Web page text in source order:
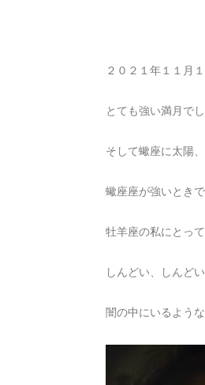
２０２１年１１月
とても強い満月でし
そして蠍座に太陽
蠍座座が強いときで
牡羊座の私にとっ
しんどい、しんど
闇の中にいるような